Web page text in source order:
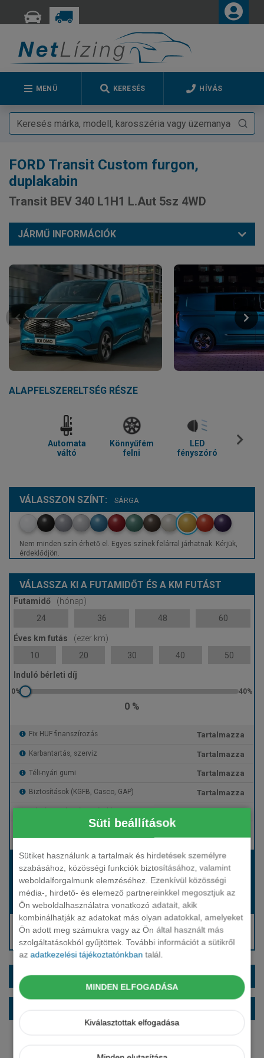
Süti beállítások
Sütiket használunk a tartalmak és hirdetések személyre
szabásához, közösségi funkciók biztosításához, valamint
weboldalforgalmunk elemzéséhez. Ezenkívül közösségi
média-, hirdető- és elemező partnereinkkel megosztjuk az
Ön weboldalhasználatra vonatkozó adatait, akik
kombinálhatják az adatokat más olyan adatokkal, amelyeket
Ön adott meg számukra vagy az Ön által használt más
szolgáltatásokból gyűjtöttek. További információt a sütikről
azadatkezelési tájékoztatónkban talál.
MINDEN ELFOGADÁSA
Kiválasztottak elfogadása
MENÜ KERESÉS HÍVÁS
FORD Transit Custom furgon,
duplakabin
Transit BEV 340 L1H1 L.Aut 5sz 4WD
JÁRMŰ INFORMÁCIÓK
ALAPFELSZERELTSÉG RÉSZE
Automata
váltó
Könnyűfém
felni
LED
fényszóró
VÁLASSZON SZÍNT: SÁRGA
Nem minden szín érhető el. Egyes színek felárral járhatnak. Kérjük,
érdeklődjön.
VÁLASSZA KI A FUTAMIDŐT ÉS A KM FUTÁST
Futamidő
(hónap)
24
36 48 60
Éves km futás
(ezer km)
10
20 30 40 50
Induló bérleti díj
0 %
Fix HUF finanszírozás Tartalmazza
Karbantartás, szerviz Tartalmazza
Téli-nyári gumi Tartalmazza
Biztosítások (KGFB, Casco, GAP) Tartalmazza
Gépjármű- és cégautóadó Tartalmazza
Bérleti díj:
Hívjon bennünket!
Induló bérleti díj: Hívjon bennünket!
Hívjon: +36 1 888 0088
Kérjen visszahívást!
EXTRÁK ÉS SZÍNEK